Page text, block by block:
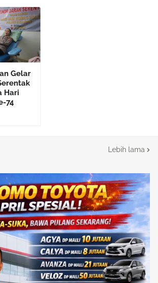
Gelar
Hari
74
Lebih lama